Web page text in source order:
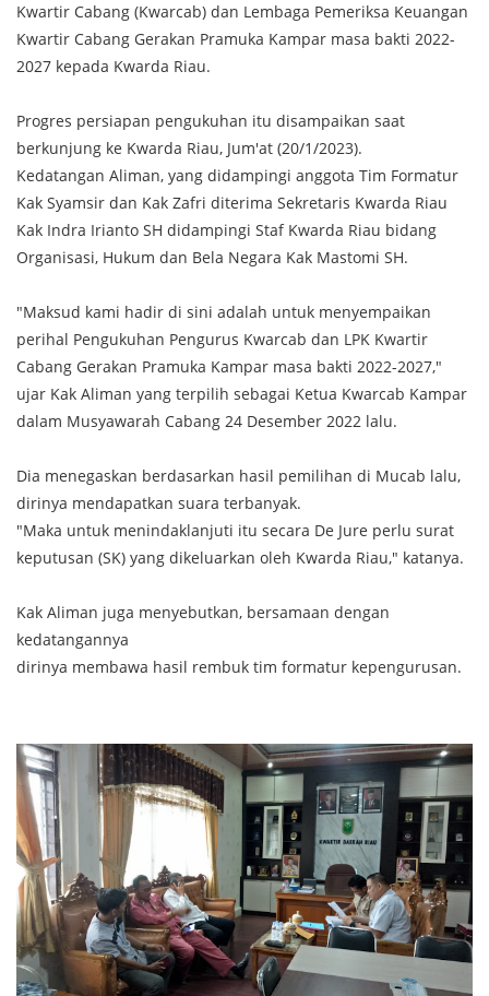
Kwartir Cabang (Kwarcab) dan Lembaga Pemeriksa Keuangan
Kwartir Cabang Gerakan Pramuka Kampar masa bakti 2022-
2027 kepada Kwarda Riau.
Progres persiapan pengukuhan itu disampaikan saat
berkunjung ke Kwarda Riau, Jum'at (20/1/2023).
Kedatangan Aliman, yang didampingi anggota Tim Formatur
Kak Syamsir dan Kak Zafri diterima Sekretaris Kwarda Riau
Kak Indra Irianto SH didampingi Staf Kwarda Riau bidang
Organisasi, Hukum dan Bela Negara Kak Mastomi SH.
"Maksud kami hadir di sini adalah untuk menyempaikan
perihal Pengukuhan Pengurus Kwarcab dan LPK Kwartir
Cabang Gerakan Pramuka Kampar masa bakti 2022-2027,"
ujar Kak Aliman yang terpilih sebagai Ketua Kwarcab Kampar
dalam Musyawarah Cabang 24 Desember 2022 lalu.
Dia menegaskan berdasarkan hasil pemilihan di Mucab lalu,
dirinya mendapatkan suara terbanyak.
"Maka untuk menindaklanjuti itu secara De Jure perlu surat
keputusan (SK) yang dikeluarkan oleh Kwarda Riau," katanya.
Kak Aliman juga menyebutkan, bersamaan dengan
kedatangannya
dirinya membawa hasil rembuk tim formatur kepengurusan.